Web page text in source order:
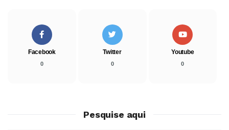
Facebook
0
Twitter
0
Youtube
0
Pesquise aqui